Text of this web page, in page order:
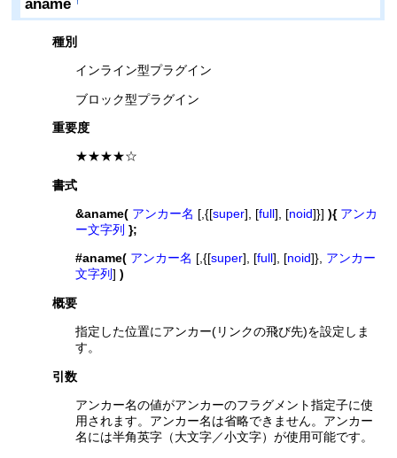
aname
種別
インライン型プラグイン
ブロック型プラグイン
重要度
★★★★☆
書式
&aname( アンカー名 [,{[super], [full], [noid]}] ){ アンカ
ー文字列 };
#aname( アンカー名 [,{[super], [full], [noid]}, アンカー
文字列] )
概要
指定した位置にアンカー(リンクの飛び先)を設定しま
す。
引数
アンカー名の値がアンカーのフラグメント指定子に使
用されます。アンカー名は省略できません。アンカー
名には半角英字（大文字／小文字）が使用可能です。